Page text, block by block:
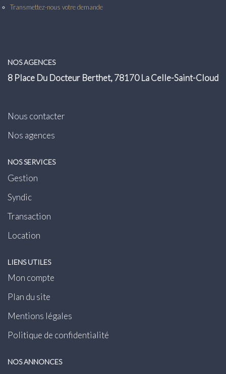
Nos Agences
Transmettez-nous votre demande
NOS AGENCES
8 Place Du Docteur Berthet, 78170 La Celle-Saint-Cloud
Nous contacter
Nos agences
NOS SERVICES
Gestion
Syndic
Transaction
Location
LIENS UTILES
Mon compte
Plan du site
Mentions légales
Politique de confidentialité
NOS ANNONCES